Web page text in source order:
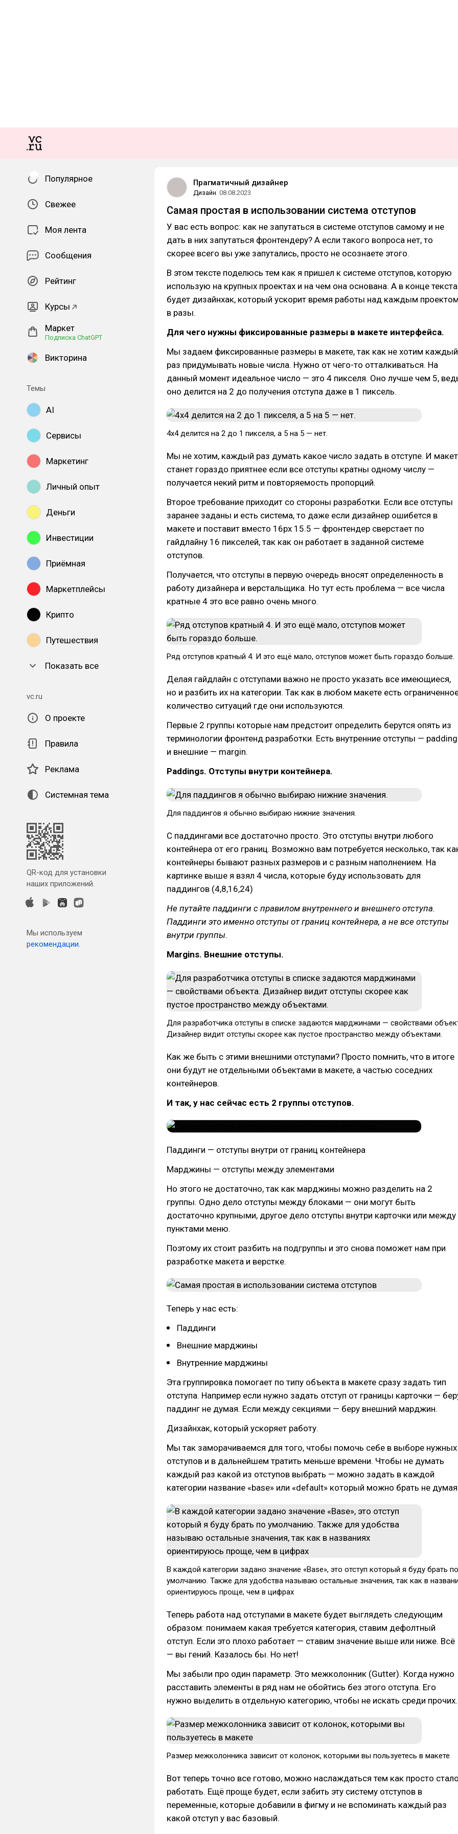
Популярное
Свежее
Моя лента
Сообщения
Рейтинг
Курсы
Маркет
Подписка ChatGPT
Викторина
Темы
AI
Сервисы
Маркетинг
Личный опыт
Деньги
Инвестиции
Приёмная
Маркетплейсы
Крипто
Путешествия
Показать все
vc.ru
О проекте
Правила
Реклама
Системная тема
QR-код для установки
наших приложений.
Мы используем
рекомендации.
Прагматичный дизайнер
Дизайн 08.08.2023
Самая простая в использовании система отступов
У вас есть вопрос: как не запутаться в системе отступов самому и не
дать в них запутаться фронтендеру? А если такого вопроса нет, то
скорее всего вы уже запутались, просто не осознаете этого.
В этом тексте поделюсь тем как я пришел к системе отступов, которую
использую на крупных проектах и на чем она основана. А в конце текста
будет дизайнхак, который ускорит время работы над каждым
в разы.
Для чего нужны фиксированные размеры в макете интерфейса.
Мы задаем фиксированные размеры в макете, так как не хотим каждый
раз придумывать новые числа. Нужно от чего-то отталкиваться. На
данный момент идеальное число — это 4 пикселя. Оно лучше чем 5,
оно делится на 2 до получения отступа даже в 1 пиксель.
4х4 делится на 2 до 1 пикселя, а 5 на 5 — нет.
Мы не хотим, каждый раз думать какое число задать в отступе. И макет
станет гораздо приятнее если все отступы кратны одному числу —
получается некий ритм и повторяемость пропорций.
Второе требование приходит со стороны разработки. Если все отступы
заранее заданы и есть система, то даже если дизайнер ошибется в
макете и поставит вместо 16px 15.5 — фронтендер сверстает по
гайдлайну 16 пикселей, так как он работает в заданной системе
отступов.
Получается, что отступы в первую очередь вносят определенность в
работу дизайнера и верстальщика. Но тут есть проблема — все числа
кратные 4 это все равно очень много.
Ряд отступов кратный 4. И это ещё мало, отступов может быть гораздо больше.
Делая гайдлайн с отступами важно не просто указать все имеющиеся,
но и разбить их на категории. Так как в любом макете есть
количество ситуаций где они используются.
Первые 2 группы которые нам предстоит определить берутся опять из
терминологии фронтенд разработки. Есть внутренние отступы — padding
и внешние — margin.
Paddings. Отступы внутри контейнера.
Для паддингов я обычно выбираю нижние значения.
С паддингами все достаточно просто. Это отступы внутри любого
контейнера от его границ. Возможно вам потребуется несколько, так
контейнеры бывают разных размеров и с разным наполнением. На
картинке выше я взял 4 числа, которые буду использовать для
паддингов (4,8,16,24)
Не путайте паддинги с правилом внутреннего и внешнего отступа.
Паддинги это именно отступы от границ контейнера, а не все отступы
внутри группы.
Margins. Внешние отступы.
Для разработчика отступы в списке задаются марджинами — свойствами
Дизайнер видит отступы скорее как пустое пространство между объектами.
Как же быть с этими внешними отступами? Просто помнить, что в итоге
они будут не отдельными объектами в макете, а частью соседних
контейнеров.
И так, у нас сейчас есть 2 группы отступов.
Паддинги — отступы внутри от границ контейнера
Марджины — отступы между элементами
Но этого не достаточно, так как марджины можно разделить на 2
группы. Одно дело отступы между блоками — они могут быть
достаточно крупными, другое дело отступы внутри карточки или между
пунктами меню.
Поэтому их стоит разбить на подгруппы и это снова поможет нам при
разработке макета и верстке.
Теперь у нас есть:
Паддинги
Внешние марджины
Внутренние марджины
Эта группировка помогает по типу объекта в макете сразу задать тип
отступа. Например если нужно задать отступ от границы карточки —
паддинг не думая. Если между секциями — беру внешний марджин.
Дизайнхак, который ускоряет работу.
Мы так заморачиваемся для того, чтобы помочь себе в выборе нужных
отступов и в дальнейшем тратить меньше времени. Чтобы не думать
каждый раз какой из отступов выбрать — можно задать в каждой
категории название «base» или «default» который можно брать не
В каждой категории задано значение «Base», это отступ который я буду брать по
умолчанию. Также для удобства называю остальные значения, так как в
ориентируюсь проще, чем в цифрах
Теперь работа над отступами в макете будет выглядеть следующим
образом: понимаем какая требуется категория, ставим дефолтный
отступ. Если это плохо работает — ставим значение выше или ниже. Всё
— вы гений. Казалось бы. Но нет!
Мы забыли про один параметр. Это межколонник (Gutter). Когда нужно
расставить элементы в ряд нам не обойтись без этого отступа. Его
нужно выделить в отдельную категорию, чтобы не искать среди прочих.
Размер межколонника зависит от колонок, которыми вы пользуетесь в макете
Вот теперь точно все готово, можно наслаждаться тем как просто
работать. Ещё проще будет, если забить эту систему отступов в
переменные, которые добавили в фигму и не вспоминать каждый раз
какой отступ у вас базовый.